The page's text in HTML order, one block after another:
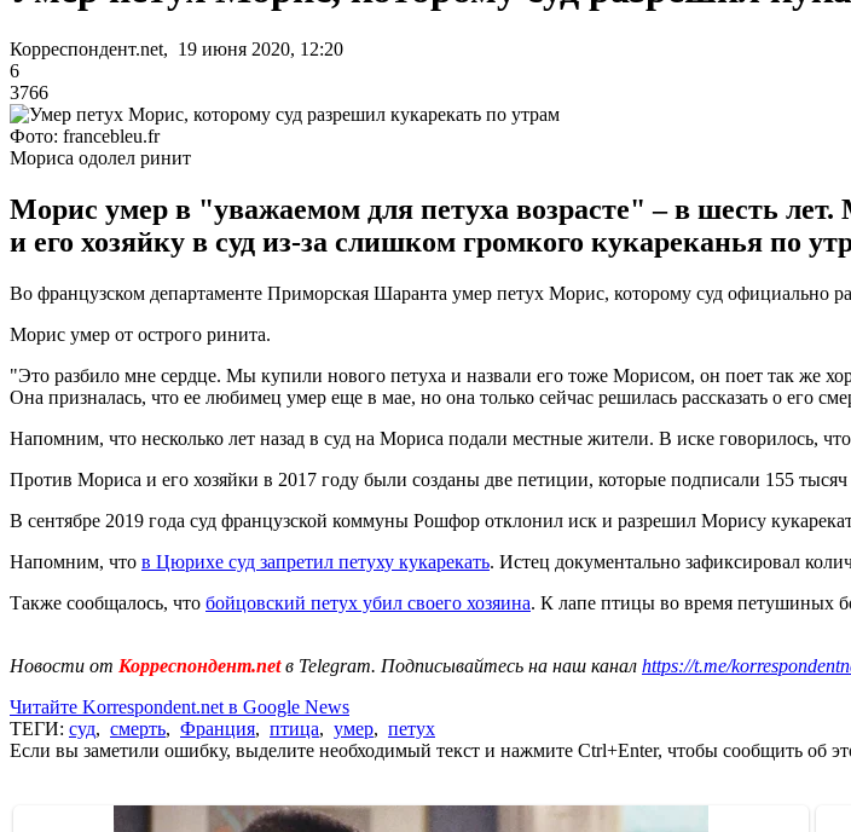
Корреспондент.net, 19 июня 2020, 12:20
6
3766
Фото: francebleu.fr
Мориса одолел ринит
Морис умер в "уважаемом для петуха возрасте" – в шесть лет.
и его хозяйку в суд из-за слишком громкого кукареканья по
Во французском департаменте Приморская Шаранта умер петух Морис, которому суд официально
Морис умер от острого ринита.
"Это разбило мне сердце. Мы купили нового петуха и назвали его тоже Морисом, он поет так же
Она призналась, что ее любимец умер еще в мае, но она только сейчас решилась рассказать о его
Напомним, что несколько лет назад в суд на Мориса подали местные жители. В иске говорилось,
Против Мориса и его хозяйки в 2017 году были созданы две петиции, которые подписали 155
В сентябре 2019 года суд французской коммуны Рошфор отклонил иск и разрешил Морису
Напомним, что в Цюрихе суд запретил петуху кукарекать. Истец документально зафиксировал
Также сообщалось, что бойцовский петух убил своего хозяина. К лапе птицы во время петушиных
Новости от Корреспондент.netв Telegram. Подписывайтесь на наш канал https://t.me/
Читайте Korrespondent.net в Google News
ТЕГИ: суд, смерть, Франция, птица, умер, петух
Если вы заметили ошибку, выделите необходимый текст и нажмите Ctrl+Enter, чтобы сообщить об